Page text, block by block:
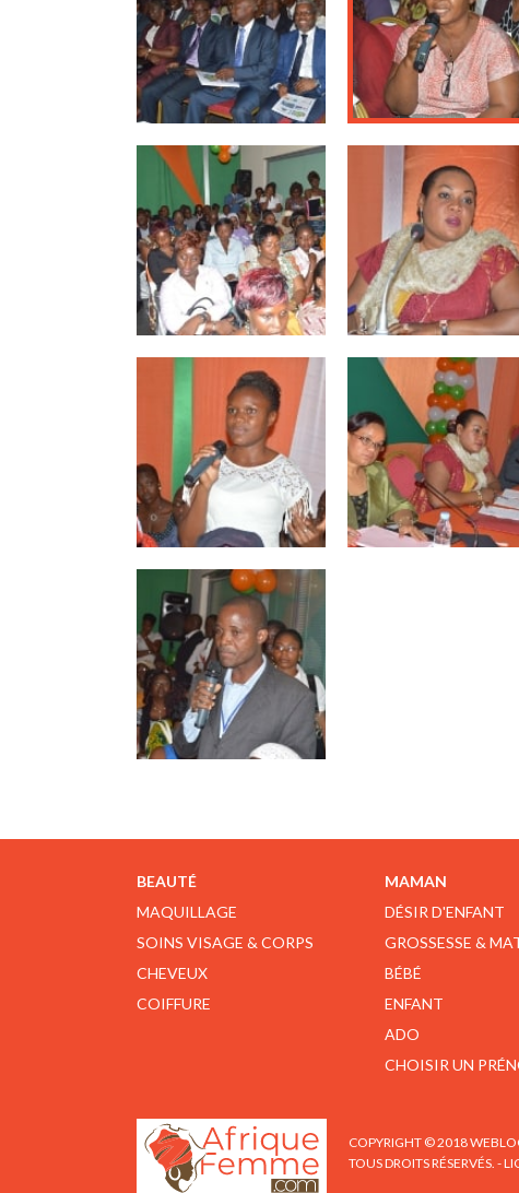
BEAUTÉ
MAQUILLAGE
SOINS VISAGE & CORPS
CHEVEUX
COIFFURE
MAMAN
DÉSIR D'ENFANT
GROSSESSE &
BÉBÉ
ENFANT
ADO
CHOISIR UN
COPYRIGHT © 2018
TOUS DROITS RÉSERVÉS. -